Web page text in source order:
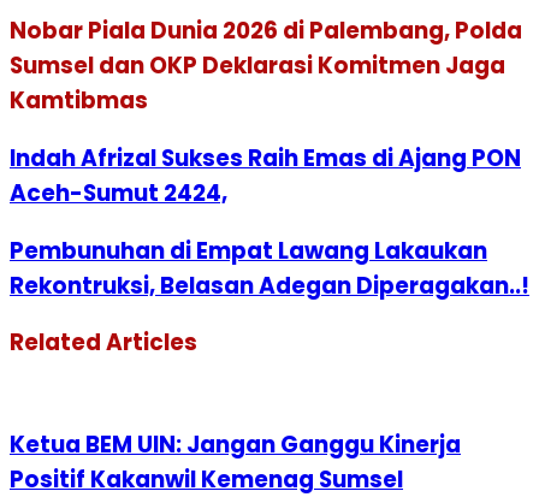
Nobar Piala Dunia 2026 di Palembang, Polda
Sumsel dan OKP Deklarasi Komitmen Jaga
Kamtibmas
Indah Afrizal Sukses Raih Emas di Ajang PON
Aceh-Sumut 2424,
Pembunuhan di Empat Lawang Lakaukan
Rekontruksi, Belasan Adegan Diperagakan..!
Related Articles
Ketua BEM UIN: Jangan Ganggu Kinerja
Positif Kakanwil Kemenag Sumsel